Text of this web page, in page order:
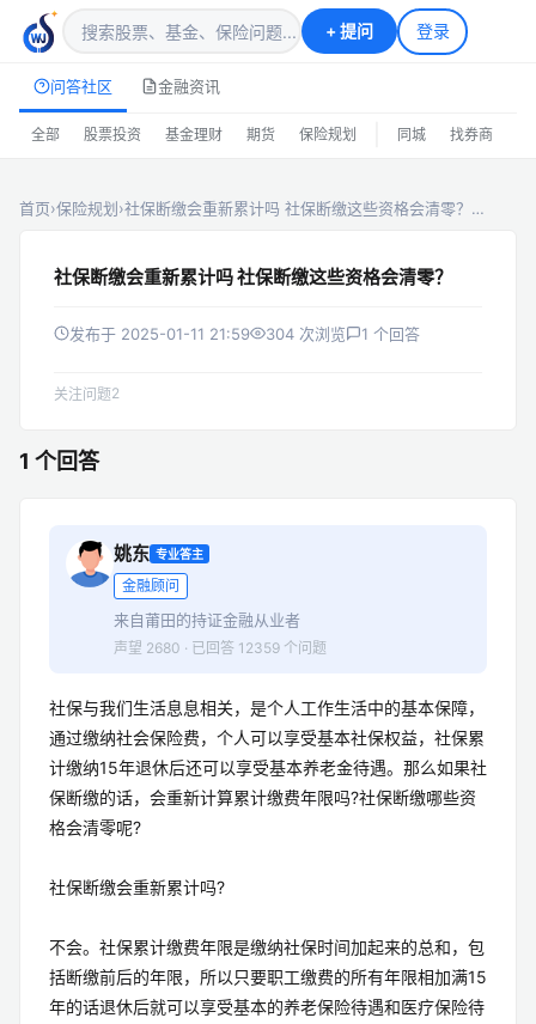
+提问 登录
问答社区 金融资讯
全部 股票投资 基金理财 期货 保险规划 同城 找券商
首页›保险规划›社保断缴会重新累计吗 社保断缴这些资格会清零？…
社保断缴会重新累计吗 社保断缴这些资格会清零？
发布于 2025-01-11 21:59 304 次浏览 1 个回答
关注问题2
1 个回答
姚东 专业答主
金融顾问
来自莆田的持证金融从业者
声望 2680 · 已回答 12359 个问题
社保与我们生活息息相关，是个人工作生活中的基本保障，
通过缴纳社会保险费，个人可以享受基本社保权益，社保累
计缴纳15年退休后还可以享受基本养老金待遇。那么如果社
保断缴的话，会重新计算累计缴费年限吗?社保断缴哪些资
格会清零呢?
社保断缴会重新累计吗?
不会。社保累计缴费年限是缴纳社保时间加起来的总和，包
括断缴前后的年限，所以只要职工缴费的所有年限相加满15
年的话退休后就可以享受基本的养老保险待遇和医疗保险待